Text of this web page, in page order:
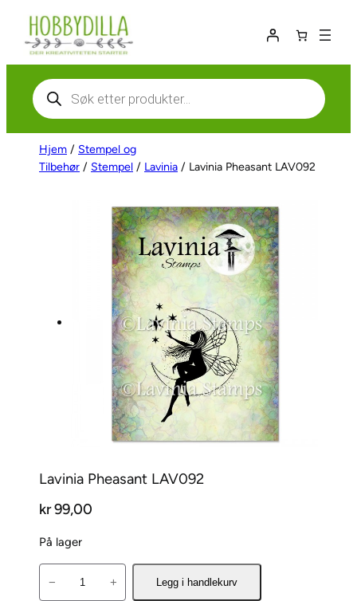
Hopp
innhold
Products
search
Hjem / Stempel og
Tilbehør / Stempel / Lavinia / Lavinia Pheasant LAV092
Lavinia Pheasant LAV092
kr99,00
På lager
− + Legg i handlekurv